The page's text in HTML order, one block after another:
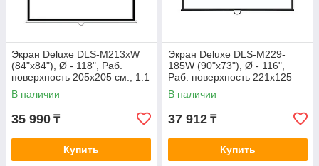
Экран Deluxe DLS-M213xW
(84"х84"), Ø - 118", Раб.
поверхность 205х205 см., 1:1
В наличии
35 990 ₸
Купить
Экран Deluxe DLS-M229-
185W (90"х73"), Ø - 116",
Раб. поверхность 221х125
см., 16:9
В наличии
37 912 ₸
Купить